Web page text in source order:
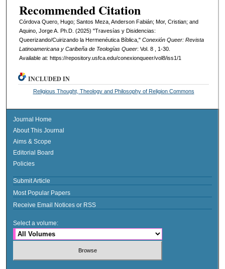
Recommended Citation
Córdova Quero, Hugo; Santos Meza, Anderson Fabián; Mor, Cristian; and
Aquino, Jorge A. Ph.D. (2025) "Travesías y Disidencias:
Queerizando/Cuirizando la Hermenéutica Bíblica," Conexión Queer: Revista
Latinoamericana y Caribeña de Teologías Queer: Vol. 8 , 1-30.
Available at: https://repository.usfca.edu/conexionqueer/vol8/iss1/1
INCLUDED IN
Religious Thought, Theology and Philosophy of Religion Commons
Journal Home
About This Journal
Aims & Scope
Editorial Board
Policies
Submit Article
Most Popular Papers
Receive Email Notices or RSS
Select a volume: